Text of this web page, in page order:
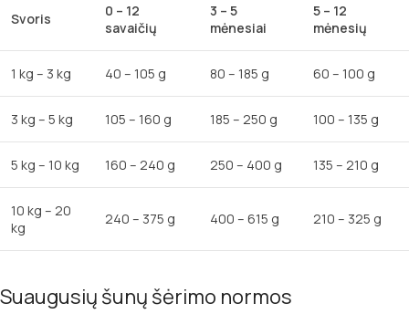
Svoris
0 – 12
savaičių
3 – 5
mėnesiai
5 – 12
mėnesių
1 kg – 3 kg 40 – 105 g 80 – 185 g 60 – 100 g
3 kg – 5 kg 105 – 160 g 185 – 250 g 100 – 135 g
5 kg – 10 kg 160 – 240 g 250 – 400 g 135 – 210 g
10 kg – 20
kg
240 – 375 g 400 – 615 g 210 – 325 g
Suaugusių šunų šėrimo normos